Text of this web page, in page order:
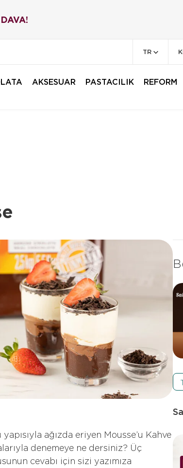
TR
AKSESUAR PASTACILIK REFORM
ağızda eriyen Mousse’u Kahve
denemeye ne dersiniz? Üç
cevabı için sizi yazımıza